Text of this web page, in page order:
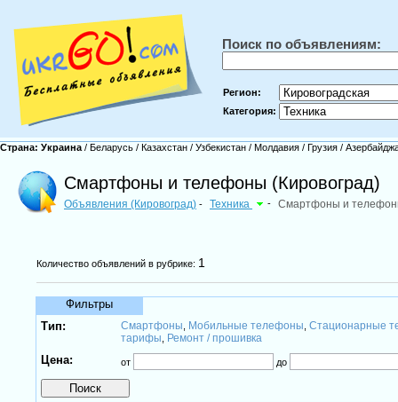
Поиск по объявлениям:
Регион:
Категория:
Страна: Украина / Беларусь / Казахстан / Узбекистан / Молдавия / Грузия /
Смартфоны и телефоны (Кировоград)
Объявления (Кировоград) - Техника - Смартфоны и
Количество объявлений в рубрике: 1
Фильтры
Тип:
Смартфоны Мобильные телефоны Стационарные
тарифы
Ремонт / прошивка
Цена: от до